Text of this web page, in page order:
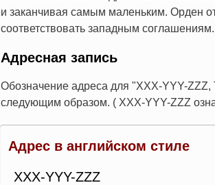
и заканчивая самым маленьким. Орден
соответствовать западным соглашениям.
Адресная запись
Обозначение адреса для "XXX-YYY-
следующим образом. ( XXX-YYY-ZZZ
Адрес в английском стиле
XXX-YYY-ZZZ